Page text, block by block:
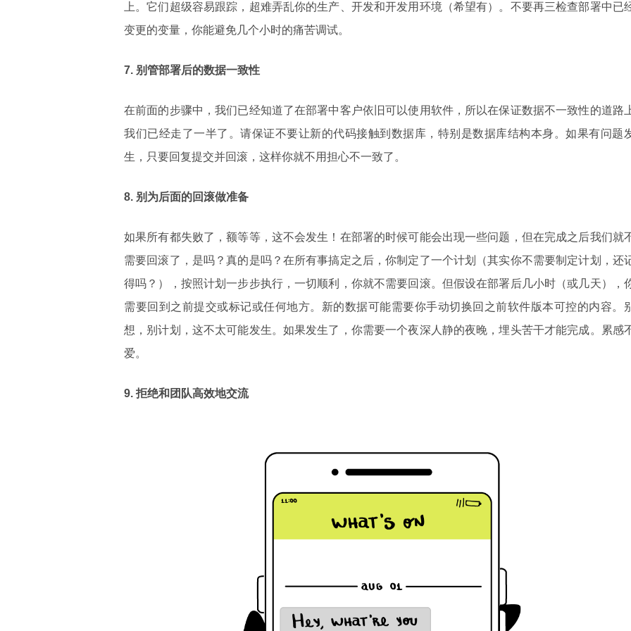
上。它们超级容易跟踪，超难弄乱你的生产、开发和开发用环境（希望有）。不要再三检查部署中已
变更的变量，你能避免几个小时的痛苦调试。
7. 别管部署后的数据一致性
在前面的步骤中，我们已经知道了在部署中客户依旧可以使用软件，所以在保证数据不一致性的道路
我们已经走了一半了。请保证不要让新的代码接触到数据库，特别是数据库结构本身。如果有问题
生，只要回复提交并回滚，这样你就不用担心不一致了。
8. 别为后面的回滚做准备
如果所有都失败了，额等等，这不会发生！在部署的时候可能会出现一些问题，但在完成之后我们就
需要回滚了，是吗？真的是吗？在所有事搞定之后，你制定了一个计划（其实你不需要制定计划，还
得吗？），按照计划一步步执行，一切顺利，你就不需要回滚。但假设在部署后几小时（或几天），
需要回到之前提交或标记或任何地方。新的数据可能需要你手动切换回之前软件版本可控的内容。
想，别计划，这不太可能发生。如果发生了，你需要一个夜深人静的夜晚，埋头苦干才能完成。累感
爱。
9. 拒绝和 团队高效地交流